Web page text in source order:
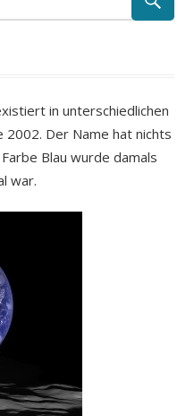
in unterschiedlichen
2002. Der Name hat nichts
Blau wurde damals
war.